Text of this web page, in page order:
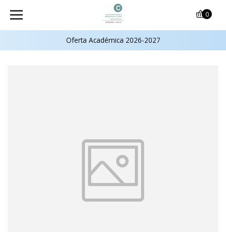
Oferta Académica 2026-2027
0